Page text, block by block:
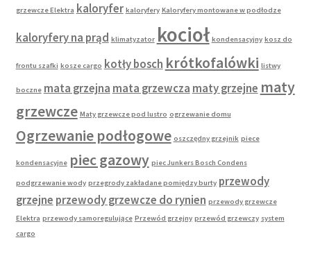
grzewcze Elektra kaloryfer kaloryfery Kaloryfery montowane w podłodze
kaloryfery na prąd klimatyzator kocioł kondensacyjny kosz do
frontu szafki kosze cargo kotły bosch krótkofalówki listwy
boczne mata grzejna mata grzewcza maty grzejne maty
grzewcze Maty grzewcze pod lustro ogrzewanie domu
Ogrzewanie podłogowe oszczędny grzejnik piece
kondensacyjne piec gazowy piec Junkers Bosch Condens
podgrzewanie wody przegrody zakładane pomiędzy burty przewody
grzejne przewody grzewcze do rynien przewody grzewcze
Elektra przewody samoregulujące Przewód grzejny przewód grzewczy system
cargo